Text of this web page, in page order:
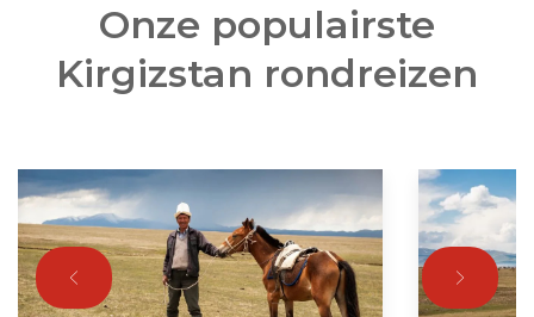
Onze populairste
Kirgizstan rondreizen